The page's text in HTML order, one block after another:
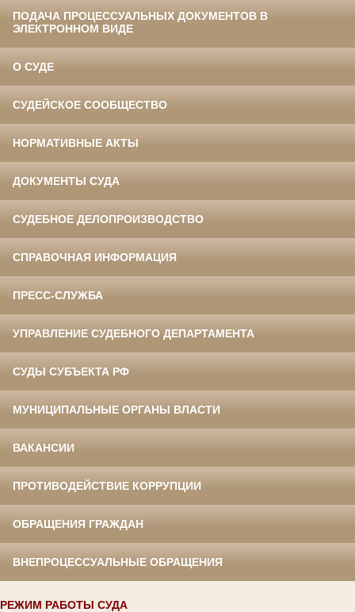
ПОДАЧА ПРОЦЕССУАЛЬНЫХ ДОКУМЕНТОВ В
ЭЛЕКТРОННОМ ВИДЕ
О СУДЕ
СУДЕЙСКОЕ СООБЩЕСТВО
НОРМАТИВНЫЕ АКТЫ
ДОКУМЕНТЫ СУДА
СУДЕБНОЕ ДЕЛОПРОИЗВОДСТВО
СПРАВОЧНАЯ ИНФОРМАЦИЯ
ПРЕСС-СЛУЖБА
УПРАВЛЕНИЕ СУДЕБНОГО ДЕПАРТАМЕНТА
СУДЫ СУБЪЕКТА РФ
МУНИЦИПАЛЬНЫЕ ОРГАНЫ ВЛАСТИ
ВАКАНСИИ
ПРОТИВОДЕЙСТВИЕ КОРРУПЦИИ
ОБРАЩЕНИЯ ГРАЖДАН
ВНЕПРОЦЕССУАЛЬНЫЕ ОБРАЩЕНИЯ
РЕЖИМ РАБОТЫ СУДА